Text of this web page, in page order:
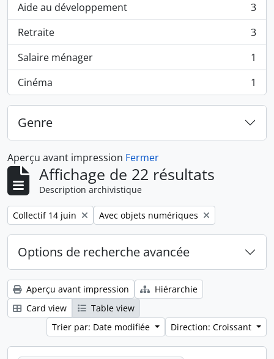
Aide au développement
, 3 résultats
3
Retraite
, 3 résultats
3
Salaire ménager
, 1 résultats
1
Cinéma
, 1 résultats 1
Genre
Aperçu avant impression Fermer
Affichage de 22 résultats
Description archivistique
Remove filter:
Collectif 14 juin Remove filter:
Avec objets numériques
Options de recherche avancée
Aperçu avant impression
Hiérarchie
Card view
Table view
Trier par: Date modifiée
Direction: Croissant